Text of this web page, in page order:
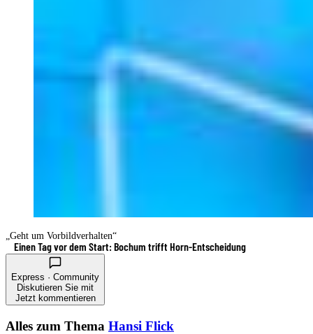
„Geht um Vorbildverhalten“
Einen Tag vor dem Start: Bochum trifft Horn-Entscheidung
Express · Community
Diskutieren Sie mit
Jetzt kommentieren
Alles zum Thema Hansi Flick